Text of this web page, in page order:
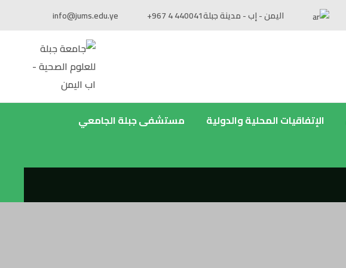
اليمن - إب - مدينة جبلة info@jums.edu.ye +967 4 440041
الإتفاقيات المحلية والدولية
مستشفى جبلة الجامعي